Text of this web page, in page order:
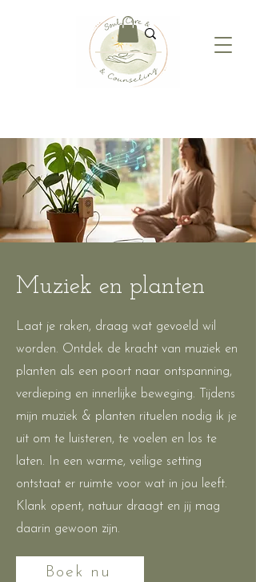
Muziek en planten
Laat je raken, draag wat gevoeld wil
worden. Ontdek de kracht van muziek en
planten als een poort naar ontspanning,
verdieping en innerlijke beweging. Tijdens
mijn muziek & planten rituelen nodig ik je
uit om te luisteren, te voelen en los te
laten. In een warme, veilige setting
ontstaat er ruimte voor wat in jou leeft.
Klank opent, natuur draagt en jij mag
daarin gewoon zijn.
Boek nu